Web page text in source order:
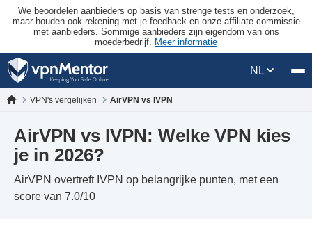
We beoordelen aanbieders op basis van strenge tests en onderzoek,
maar houden ook rekening met je feedback en onze affiliate commissie
met aanbieders. Sommige aanbieders zijn eigendom van ons
moederbedrijf. Meer informatie
NL
VPN's vergelijken AirVPN vs IVPN
AirVPN vs IVPN: Welke VPN kies
je in 2026?
AirVPN overtreft IVPN op belangrijke punten, met een
score van 7.0/10